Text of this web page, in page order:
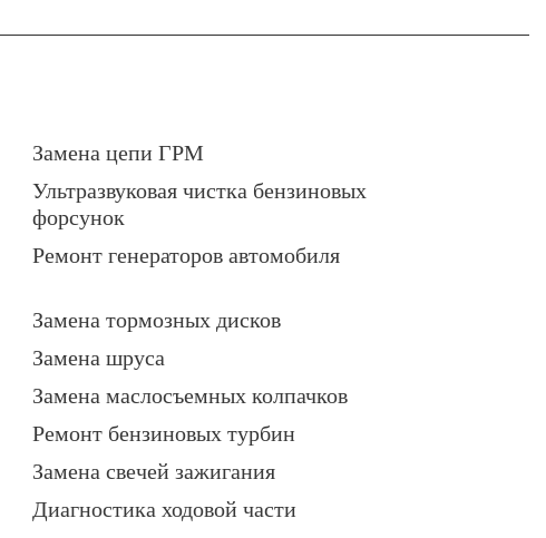
Замена цепи ГРМ
Ультразвуковая чистка бензиновых
форсунок
Ремонт генераторов автомобиля
Замена тормозных дисков
Замена шруса
Замена маслосъемных колпачков
Ремонт бензиновых турбин
Замена свечей зажигания
Диагностика ходовой части